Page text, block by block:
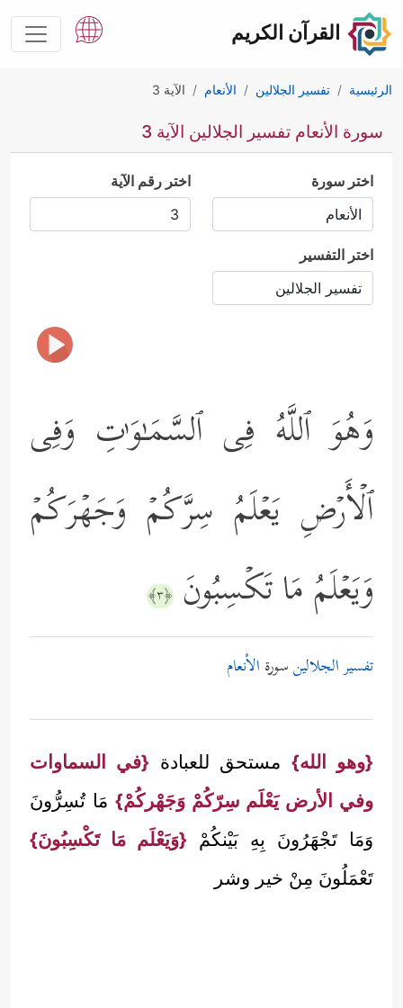
القرآن الكريم
الرئيسية تفسير الجلالين الأنعام الآية 3
سورة الأنعام تفسير الجلالين الآية 3
اختر سورة اختر رقم الآية
اختر التفسير
وَهُوَ ٱللَّهُ فِی ٱلسَّمَـٰوَ ٰ⁠تِ وَفِی
ٱلۡأَرۡضِ یَعۡلَمُ سِرَّكُمۡ وَجَهۡرَكُمۡ
وَیَعۡلَمُ مَا تَكۡسِبُونَ ﴿٣﴾
تفسير الجلالينسورة الأنعام
{وهو الله}مستحق للعبادة {في السماوات
وفي الأرض يَعْلَم سِرّكُمْ وَجَهْركُمْ} مَا تُسِرُّونَ
وَمَا تَجْهَرُونَ بِهِ بَيْنكُمْ {وَيَعْلَم مَا تَكْسِبُونَ}
تَعْمَلُونَ مِنْ خير وشر